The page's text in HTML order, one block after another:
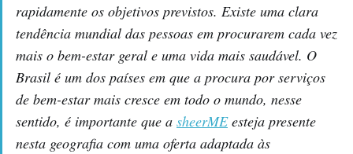
rapidamente os objetivos previstos. Existe uma clara
tendência mundial das pessoas em procurarem cada vez
mais o bem-estar geral e uma vida mais saudável. O
Brasil é um dos países em que a procura por serviços
de bem-estar mais cresce em todo o mundo, nesse
sentido, é importante que a sheerMEesteja presente
nesta geografia com uma oferta adaptada às